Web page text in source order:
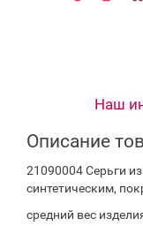
Наш
Описание
21090004 Серьги
синтетическим,
средний вес